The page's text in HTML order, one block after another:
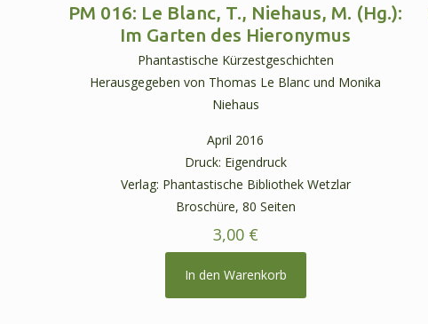
PM 016: Le Blanc, T., Niehaus, M. (Hg.):
Im Garten des Hieronymus
Phantastische Kürzestgeschichten
Herausgegeben von Thomas Le Blanc und Monika
Niehaus
April 2016
Druck: Eigendruck
Verlag: Phantastische Bibliothek Wetzlar
Broschüre, 80 Seiten
3,00 €
In den Warenkorb